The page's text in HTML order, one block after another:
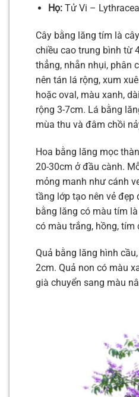
Họ:Tử Vi –
Cây bằng lăng tím là
chiều cao trung bình từ
thẳng, nhẵn nhụi, phân
nên tán lá rộng, xum
hoặc oval, màu xanh,
rộng 3-7cm. Lá bằng
mùa thu và đâm chồi
Hoa bằng lăng mọc
20-30cm ở đầu cành.
mỏng manh như cánh
tầng lớp tạo nên vẻ đẹp
bằng lăng có màu tím
có màu trắng, hồng, tím
Quả bằng lăng hình
2cm. Quả non có màu
già chuyển sang màu